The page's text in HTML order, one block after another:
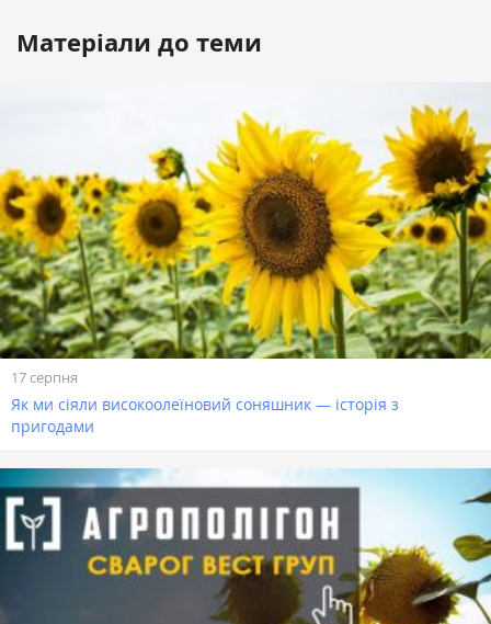
Матеріали до теми
17 серпня
Як ми сіяли високоолеїновий соняшник — історія з
пригодами